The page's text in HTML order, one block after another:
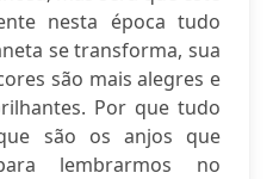
nesta época tudo
se transforma, sua
são mais alegres e
Por que tudo
são os anjos que
lembrarmos no